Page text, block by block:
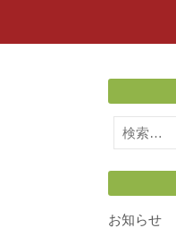
検
索:
お知らせ